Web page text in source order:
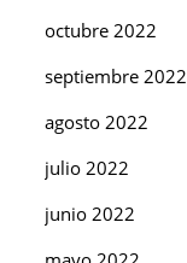
octubre 2022
septiembre 2022
agosto 2022
julio 2022
junio 2022